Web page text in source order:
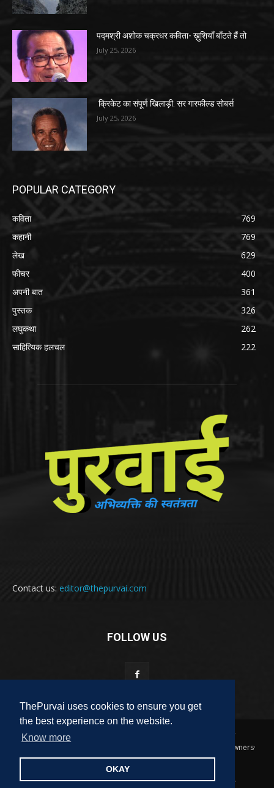
ThePurvai uses cookies to ensure you get
the best experience on the website.
Know more
OKAY
पद्मश्री अशोक चक्रधर कविता- ख़ुशियाँ बाँटते हैं तो
July 25, 2026
क्रिकेट का संपूर्ण खिलाड़ी: सर गारफील्ड सोबर्स
July 25, 2026
POPULAR CATEGORY
कविता
769
कहानी
769
लेख
629
फीचर
400
अपनी बात
361
पुस्तक
326
लघुकथा
262
साहित्यिक हलचल
222
Contact us: editor@thepurvai.com
FOLLOW US
Copyright 2018-2023 THE PURVAI | All Rights Reserved · And Our
Sitemap · All Logos & Trademark Belongs To Their Respective Owners·
Designed & Developed byALL DIGI SEO
पुरवाई अपनी बात कविता कहानी साहित्यिक हलचल लेख लघुकथा